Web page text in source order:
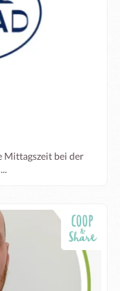
Mittagszeit bei der